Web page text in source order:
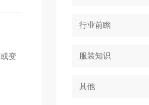
变
行业前瞻
服装知识
其他